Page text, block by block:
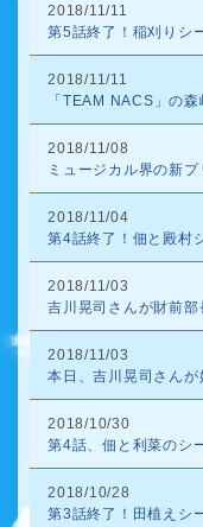
2018/11/11
第5話終了！稲刈りシ
2018/11/11
「TEAM NACS」の
2018/11/08
ミュージカル界の新
2018/11/04
第4話終了！佃と殿村
2018/11/03
吉川晃司さんが財前
2018/11/03
本日、吉川晃司さんが
2018/10/30
第4話、佃と利菜のシ
2018/10/28
第3話終了！田植えシ